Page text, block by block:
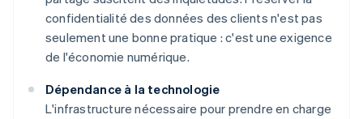
confidentialité des données des clients n'est pas
seulement une bonne pratique : c'est une exigence
de l'économie numérique.
Dépendance à la technologie
L'infrastructure nécessaire pour prendre en charge